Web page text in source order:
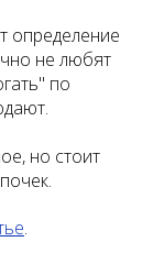
определение
не любят
по
но стоит
.